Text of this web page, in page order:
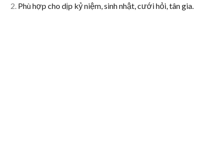
Phù hợp cho dịp kỷ niệm, sinh nhật, cưới hỏi, tân gia.